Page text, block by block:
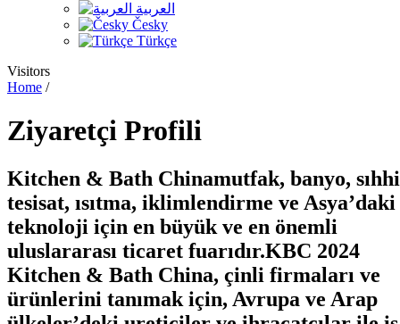
العربية
Česky
Türkçe
Visitors
Home /
Ziyaretçi Profili
Kitchen & Bath Chinamutfak, banyo, sıhhi
tesisat, ısıtma, iklimlendirme ve Asya’daki
teknoloji için en büyük ve en önemli
uluslararası ticaret fuarıdır.KBC 2024
Kitchen & Bath China, çinli firmaları ve
ürünlerini tanımak için, Avrupa ve Arap